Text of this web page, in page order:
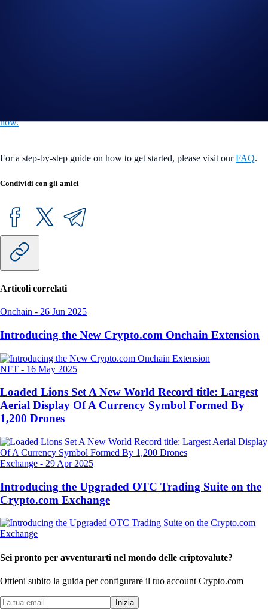
now.
For a step-by-step guide on how to get started, please visit ourFAQ.
Condividi con gli amici
Articoli correlati
Onchain - 26 Jun 2025
Introducing the New Crypto.com Onchain Extension
NFT - 16 May 2025
Loaded Lions Set A New World Record title: Largest
Aerial Display Of A Currency Symbol Formed By
1,200 Drones
Exchange - 29 Apr 2025
Introducing the Upgraded OTC Trading Suite on the
Crypto.com Exchange
Sei pronto per avventurarti nel mondo delle criptovalute?
Ottieni subito la guida per configurare il tuo account Crypto.com
Inizia